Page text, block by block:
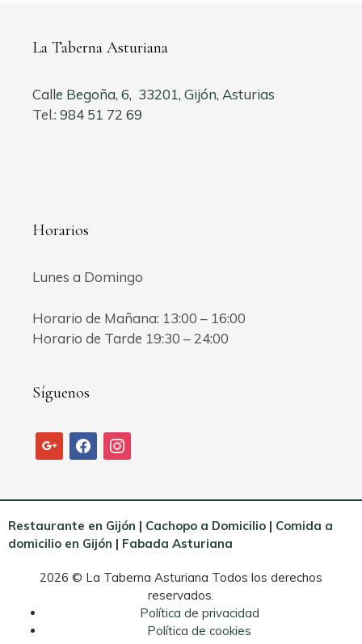
La Taberna Asturiana
Calle Begoña, 6, 33201, Gijón, Asturias
Tel.: 984 51 72 69
Horarios
Lunes a Domingo
Horario de Mañana: 13:00 – 16:00
Horario de Tarde 19:30 – 24:00
Síguenos
googlefacebookinstagram
Restaurante en Gijón | Cachopo a Domicilio | Comida a
domicilio en Gijón | Fabada Asturiana
2026 © La Taberna Asturiana Todos los derechos
reservados.
Política de privacidad
Política de cookies